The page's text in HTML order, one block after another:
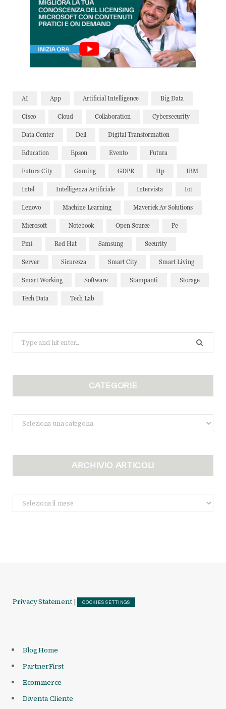
AI App Artificial Intelligence Big Data
Cisco Cloud Collaboration Cybersecurity
Data Center Dell Digital Transformation
Education Epson Evento Futura
Futura City Gaming GDPR Hp IBM
Intel Intelligenza Artificiale Intervista Iot
Lenovo Machine Learning Maverick Av Solutions
Microsoft Notebook Open Source Pc
Pmi Red Hat Samsung Security
Server Sicurezza Smart City Smart Living
Smart Working Software Stampanti Storage
Tech Data Tech Lab
for:
CATEGORIE
Categorie
ARCHIVIO ARTICOLI
Archivio
Articoli
Privacy Statement | COOKIES SETTINGS
Blog Home
PartnerFirst
Ecommerce
Diventa Cliente